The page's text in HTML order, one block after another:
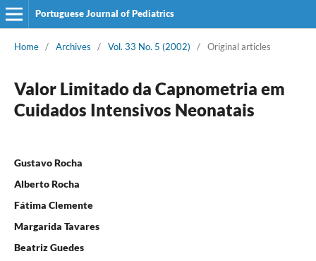
Portuguese Journal of Pediatrics
Home / Archives / Vol. 33 No. 5 (2002) / Original articles
Valor Limitado da Capnometria em
Cuidados Intensivos Neonatais
Gustavo Rocha
Alberto Rocha
Fátima Clemente
Margarida Tavares
Beatriz Guedes